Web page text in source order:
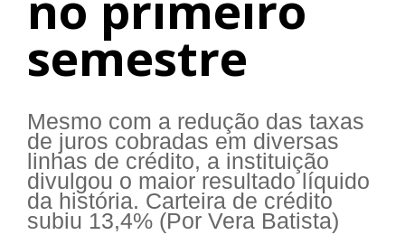
semestre
Mesmo com a redução das taxas
de juros cobradas em diversas
linhas de crédito, a instituição
divulgou o maior resultado líquido
da história. Carteira de crédito
subiu 13,4% (Por Vera Batista)